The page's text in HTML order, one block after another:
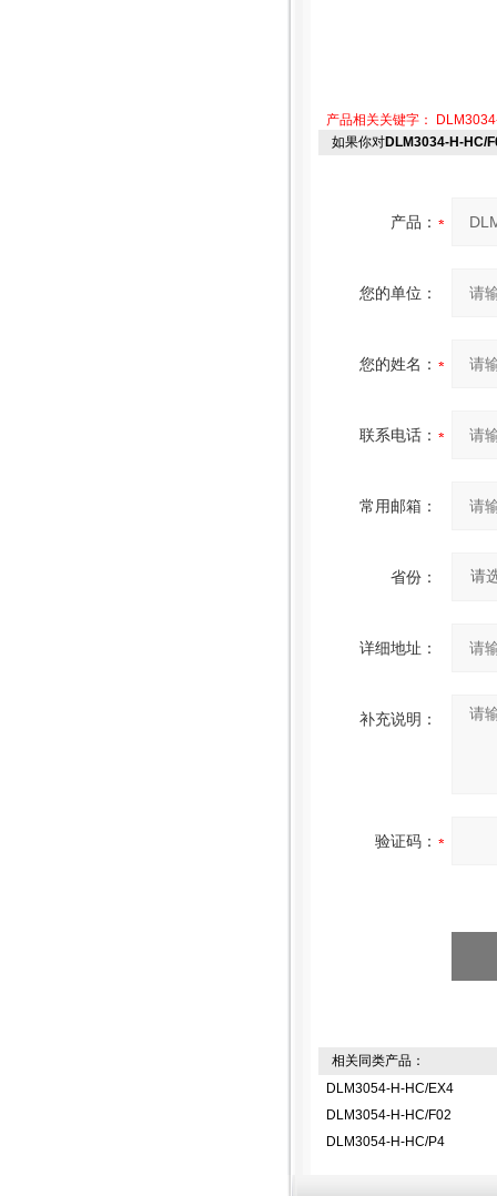
产品相关关键字：
如果你对DLM3034-H-HC/
产品：
您的单位：
您的姓名：
联系电话：
常用邮箱：
省份：
详细地址：
补充说明：
验证码：
相关同类产品：
DLM3054-H-HC/EX4
DLM3054-H-HC/F02
DLM3054-H-HC/P4